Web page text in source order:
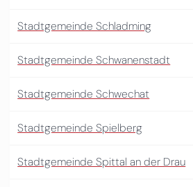
Stadtgemeinde Schladming
Stadtgemeinde Schwanenstadt
Stadtgemeinde Schwechat
Stadtgemeinde Spielberg
Stadtgemeinde Spittal an der Drau